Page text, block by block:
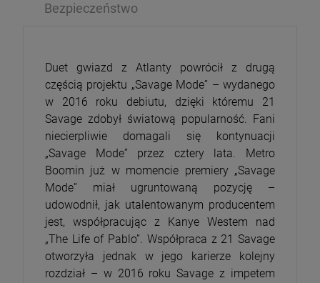
Bezpieczeństwo
Duet gwiazd z Atlanty powrócił z drugą
częścią projektu „Savage Mode” – wydanego
w 2016 roku debiutu, dzięki któremu 21
Savage zdobył światową popularność. Fani
niecierpliwie domagali się kontynuacji
„Savage Mode” przez cztery lata. Metro
Boomin już w momencie premiery „Savage
Mode” miał ugruntowaną pozycję –
udowodnił, jak utalentowanym producentem
jest, współpracując z Kanye Westem nad
„The Life of Pablo”. Współpraca z 21 Savage
otworzyła jednak w jego karierze kolejny
rozdział – w 2016 roku Savage z impetem